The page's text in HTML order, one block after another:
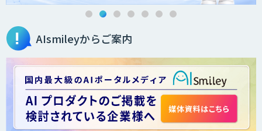
AIsmileyからご案内